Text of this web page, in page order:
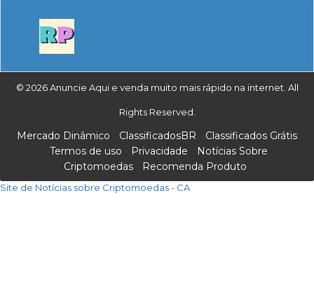
© 2026 Anuncie Aqui e venda muito mais rápido na internet. All
Rights Reserved.
Mercado Dinâmico ClassificadosBR
Classificados Grátis
Termos de uso
Privacidade
Notícias Sobre
Criptomoedas
Recomenda Produto
Site de Notícias sobre Criptomoedas - CA